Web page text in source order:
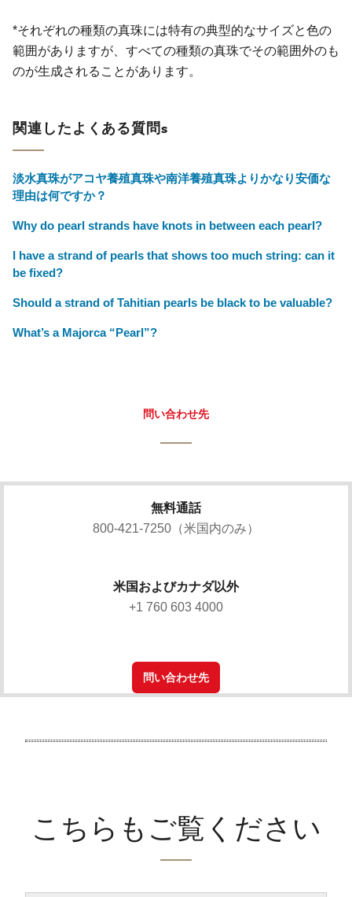
*それぞれの種類の真珠には特有の典型的なサイズと色の
範囲がありますが、すべての種類の真珠でその範囲外のも
のが生成されることがあります。
関連したよくある質問s
淡水真珠がアコヤ養殖真珠や南洋養殖真珠よりかなり安価な
理由は何ですか？
Why do pearl strands have knots in between each pearl?
I have a strand of pearls that shows too much string: can it
be fixed?
Should a strand of Tahitian pearls be black to be valuable?
What’s a Majorca “Pearl”?
問い合わせ先
無料通話
800-421-7250（米国内のみ）
米国およびカナダ以外
+1 760 603 4000
問い合わせ先
こちらもご覧ください